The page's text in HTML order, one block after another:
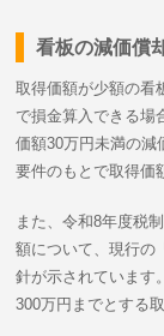
看板の減価償
取得価額が少額の看
で損金算入できる場
価額30万円未満の減
要件のもとで取得価
また、令和8年度税
額について、現行の
針が示されています
300万円までとする